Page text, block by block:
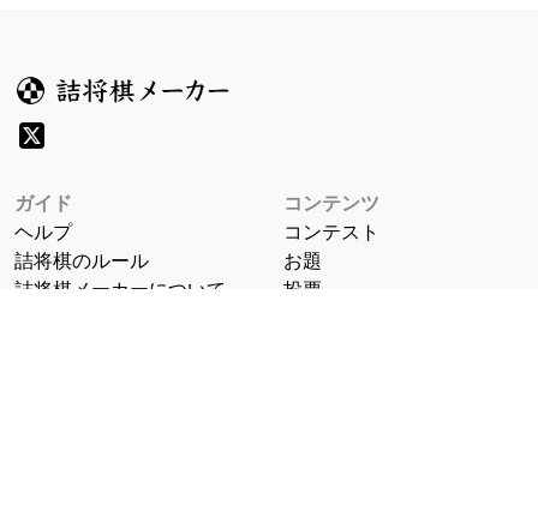
ガイド
ヘルプ
詰将棋のルール
詰将棋メーカーについて
コンテンツ
コンテスト
お題
投票